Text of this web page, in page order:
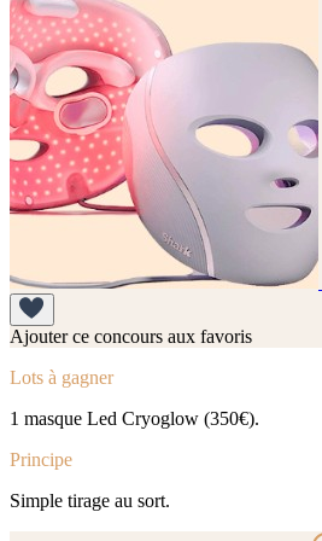
Ajouter ce concours aux favoris
Lots à gagner
1 masque Led Cryoglow (350€).
Principe
Simple tirage au sort.